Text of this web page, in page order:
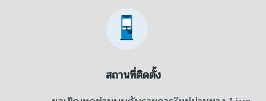
สถานที่ติดตั้ง